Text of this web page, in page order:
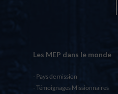
Les MEP dans le monde
Pays de mission
Témoignages Missionnaires